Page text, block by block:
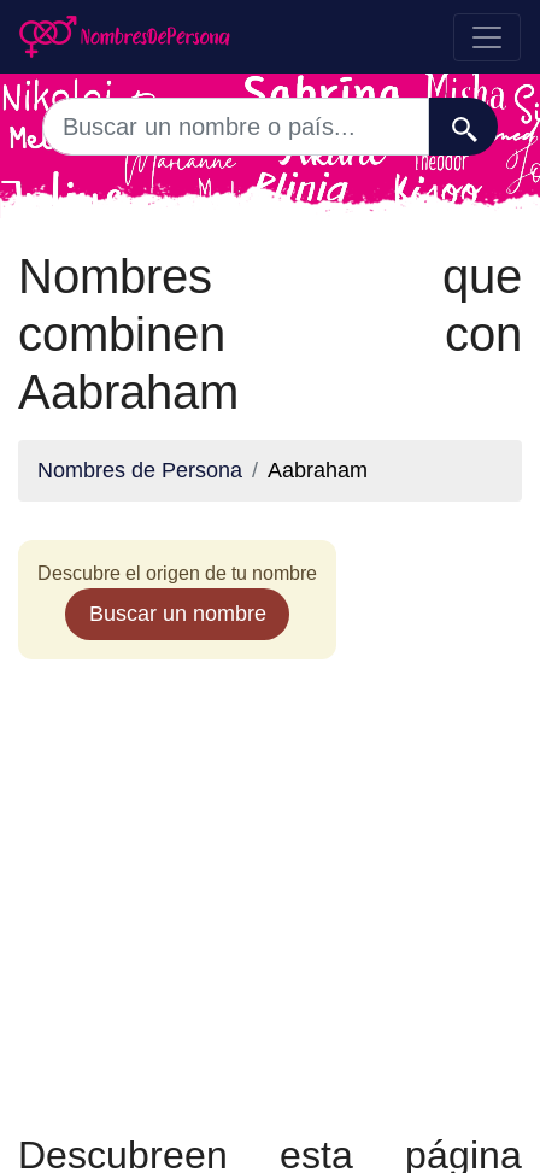
Nombres que
combinen con
Aabraham
Nombres de Persona Aabraham
Descubre el origen de tu nombre
Buscar un nombre
Descubreen esta página